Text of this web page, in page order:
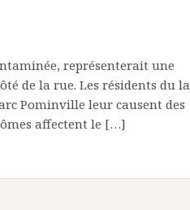
représenterait une
de la rue. Les résidents du la
Pominville leur causent des
affectent le […]